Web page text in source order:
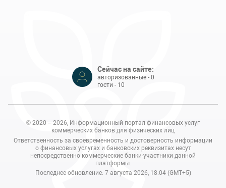
Сейчас на сайте:
авторизованные - 0
гости - 10
© 2020 – 2026, Информационный портал финансовых услуг
коммерческих банков для физических лиц
Ответственность за своевременность и достоверность информации
о финансовых услугах и банковских реквизитах несут
непосредственно коммерческие банки-участники данной
платформы.
Последнее обновление: 7 августа 2026, 18:04 (GMT+5)